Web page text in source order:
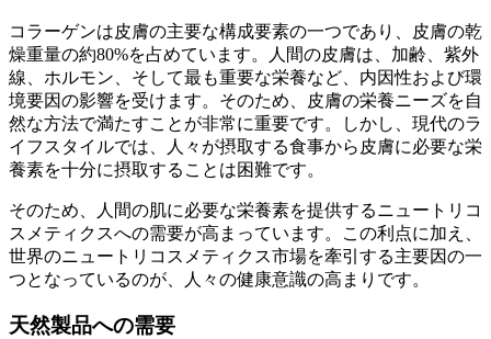
コラーゲンは皮膚の主要な構成要素の一つであり、皮膚の乾
燥重量の約80%を占めています。人間の皮膚は、加齢、紫外
線、ホルモン、そして最も重要な栄養など、内因性および環
境要因の影響を受けます。そのため、皮膚の栄養ニーズを自
然な方法で満たすことが非常に重要です。しかし、現代のラ
イフスタイルでは、人々が摂取する食事から皮膚に必要な栄
養素を十分に摂取することは困難です。
そのため、人間の肌に必要な栄養素を提供するニュートリコ
スメティクスへの需要が高まっています。この利点に加え、
世界のニュートリコスメティクス市場を牽引する主要因の一
つとなっているのが、人々の健康意識の高まりです。
天然製品への需要